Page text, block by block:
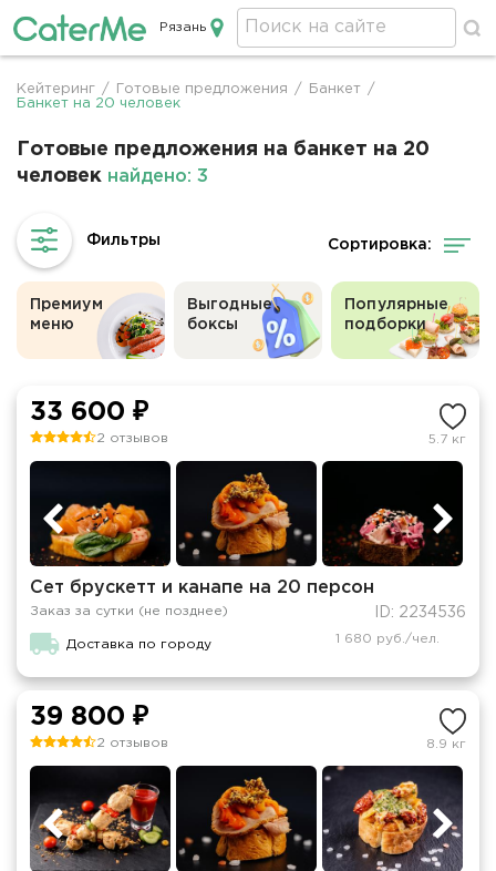
Кейтеринг в Рязани
Рязань
Строка
Кейтеринг / Готовые предложения / Банкет
/
Банкет на 20 человек
Готовые предложения на банкет на 20
человек найдено: 3
Сортировка:
Премиум
меню
Выгодные
боксы
Популярные
подборки
33 600 ₽
2 отзывов 5.7 кг
Сет брускетт и канапе на 20 персон
Заказ за сутки (не позднее) ID: 2234536
Доставка по городу 1 680 руб./чел.
39 800 ₽
2 отзывов 8.9 кг